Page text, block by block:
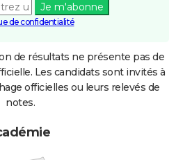
Je m'abonne
de confidentialité
de résultats ne présente pas de
Les candidats sont invités à
officielles ou leurs relevés de
notes.